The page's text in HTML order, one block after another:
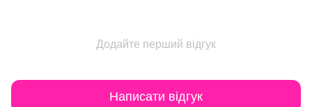
Додайте перший відгук
Написати відгук